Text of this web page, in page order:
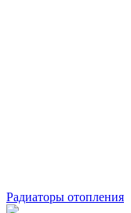
Радиаторы отопления